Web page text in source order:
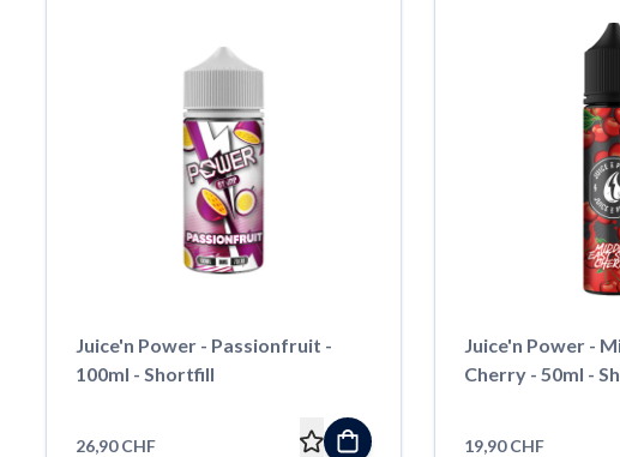
Juice'n Power - Passionfruit -
100ml - Shortfill
26,90 CHF
Juice'n Power -
Cherry - 50ml -
19,90 CHF